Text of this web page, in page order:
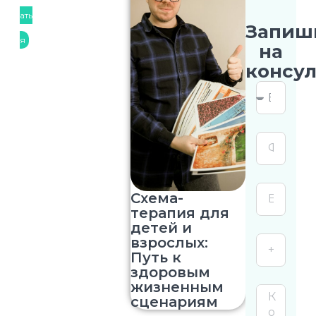
ать
я
Схема-
терапия для
детей и
взрослых:
Путь к
здоровым
жизненным
сценариям
на